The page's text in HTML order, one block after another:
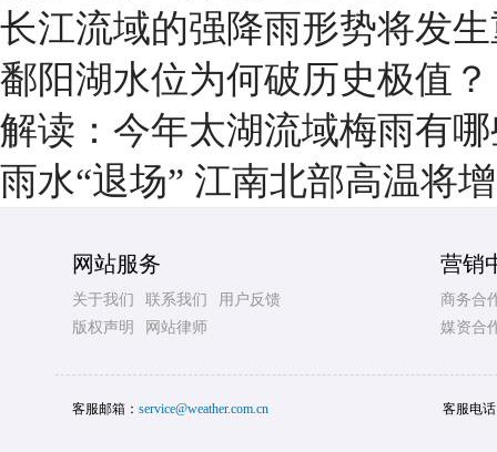
长江流域的强降雨形势将发
鄱阳湖水位为何破历史极值？
解读：今年太湖流域梅雨有
雨水“退场” 江南北部高温将
网站服务
关于我们 联系我们
用户反馈
版权声明
网站律师
营销
商务合
媒资合
客服邮箱： service@weather.com.cn 客服电